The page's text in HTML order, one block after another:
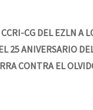
CG DEL EZLN A
25 ANIVERSARIO
CONTRA EL